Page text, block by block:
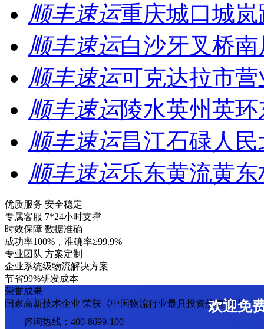
顺丰速运重庆城口城
顺丰速运白沙牙叉桥
顺丰速运可克达拉市营
顺丰速运陵水英州英
顺丰速运昌江石碌人
顺丰速运乐东黄流黄
优质服务 安全稳定
专属客服 7*24小时支撑
时效保障 数据准确
成功率100%，准确率≥99.9%
专业团队 方案定制
企业系统级物流解决方案
节省99%研发成本
荣誉成果
国家高新技术企业 荣获《中国物流行业最具投资价值企业》
欢迎免
咨询热线：400-8699-100